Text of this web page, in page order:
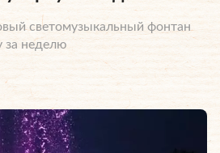
светомузыкальный фонтан
за неделю